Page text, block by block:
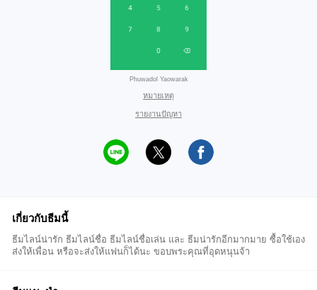
Phuwadol Yaowarak
หมายเหตุ
รายงานปัญหา
เกี่ยวกับธีมนี้
ธีมไลน์น่ารัก ธีมไลน์ชื่อ ธีมไลน์ชื่อเล่น และ ธีมน่ารักอีกมากมาย ซื้อใช้เอง
ส่งให้เพื่อน หรือจะส่งให้แฟนก็ได้นะ ขอบพระคุณที่อุดหนุนจ้า